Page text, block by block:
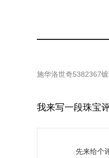
施华洛世奇5382367
我来写一段珠宝
先来给个